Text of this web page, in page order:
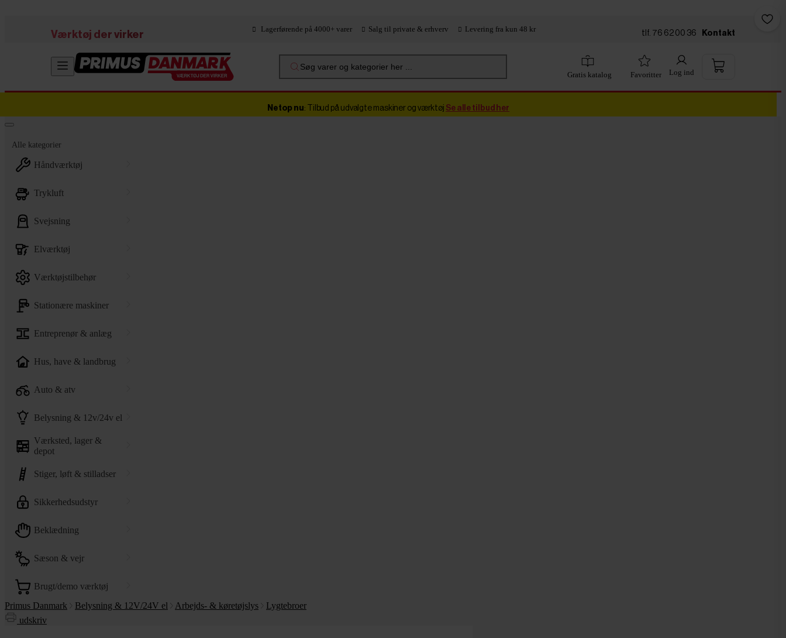
Værktøj der virker
Lagerførende på 4000+ varer Salg til private & erhverv Levering fra kun 48 kr tlf. 76 62 00 36 Kontakt
Søg varer og kategorier her ...
Gratis katalog Favoritter Log ind
Netop nu: Tilbud på udvalgte maskiner og værktøj Se alle tilbud her
Alle kategorier
håndværktøj
trykluft
svejsning
elværktøj
værktøjstilbehør
stationære maskiner
entreprenør & anlæg
hus, have & landbrug
auto & atv
belysning & 12v/24v el
værksted, lager &
depot
stiger, løft & stilladser
sikkerhedsudstyr
beklædning
sæson & vejr
brugt/demo værktøj
Primus Danmark
Belysning & 12V/24V el Arbejds- & køretøjslys
Lygtebroer
udskriv